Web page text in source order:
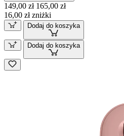
149,00 zł 165,00 zł
16,00 zł zniżki
Dodaj do koszyka
Dodaj do koszyka